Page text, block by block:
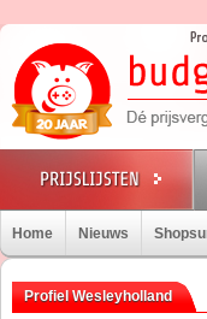
Home Nieuws
Profiel Wesleyholland